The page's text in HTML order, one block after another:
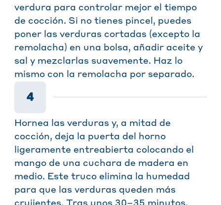
verdura para controlar mejor el tiempo
de cocción. Si no tienes pincel, puedes
poner las verduras cortadas (excepto la
remolacha) en una bolsa, añadir aceite y
sal y mezclarlas suavemente. Haz lo
mismo con la remolacha por separado.
4
Hornea las verduras y, a mitad de
cocción, deja la puerta del horno
ligeramente entreabierta colocando el
mango de una cuchara de madera en
medio. Este truco elimina la humedad
para que las verduras queden más